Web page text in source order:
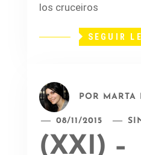
los cruceiros
SEGUIR
POR MARTA
08/11/2015
(XXI) –